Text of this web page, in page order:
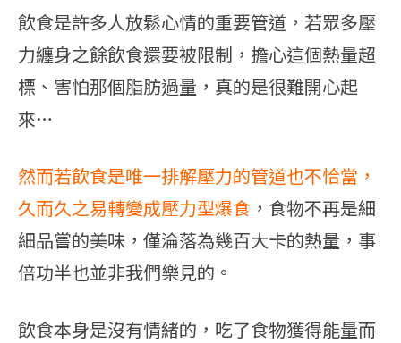
飲食是許多人放鬆心情的重要管道，若眾多壓
力纏身之餘飲食還要被限制，擔心這個熱量超
標、害怕那個脂肪過量，真的是很難開心起
來…
然而若飲食是唯一排解壓力的管道也不恰當，
久而久之易轉變成壓力型爆食 ，食物不再是細
細品嘗的美味，僅淪落為幾百大卡的熱量，事
倍功半也並非我們樂見的。
飲食本身是沒有情緒的，吃了食物獲得能量而